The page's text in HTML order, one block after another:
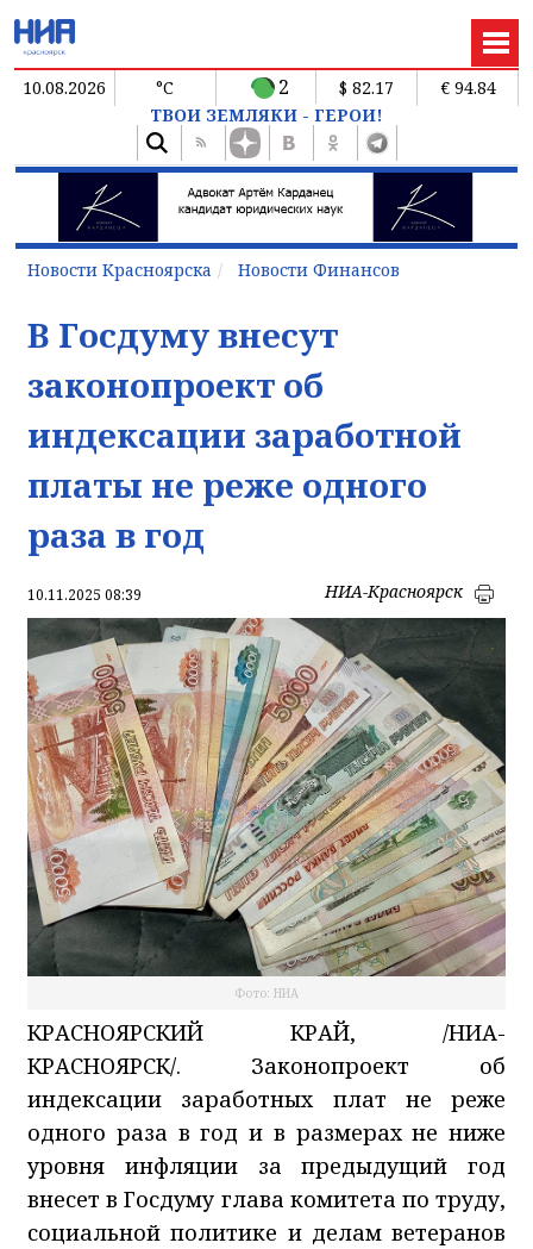
10.08.2026 °C 2 $ 82.17
€ 94.84
ТВОИ ЗЕМЛЯКИ - ГЕРОИ!
Новости Красноярска Новости Финансов
В Госдуму внесут
законопроект об
индексации заработной
платы не реже одного
раза в год
10.11.2025 08:39 НИА-Красноярск
Фото: НИА
КРАСНОЯРСКИЙ КРАЙ, /НИА-
КРАСНОЯРСК/. Законопроект об
индексации заработных плат не реже
одного раза в год и в размерах не ниже
уровня инфляции за предыдущий год
внесет в Госдуму глава комитета по труду,
социальной политике и делам ветеранов